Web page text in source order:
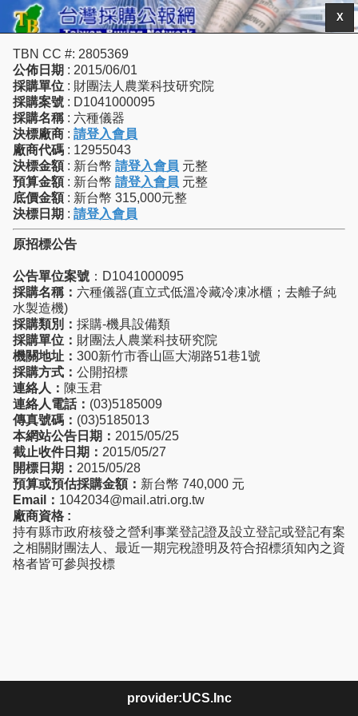
X
TBN CC #: 2805369
公佈日期 : 2015/06/01
採購單位 : 財團法人農業科技研究院
採購案號 : D1041000095
採購名稱 : 六種儀器
決標廠商 : 請登入會員
廠商代碼 : 12955043
決標金額 : 新台幣 請登入會員 元整
預算金額 : 新台幣 請登入會員 元整
底價金額 : 新台幣 315,000元整
決標日期 : 請登入會員
原招標公告
公告單位案號 ：D1041000095
採購名稱： 六種儀器(直立式低溫冷藏冷凍冰櫃；去離子純
水製造機)
採購類別： 採購-機具設備類
採購單位： 財團法人農業科技研究院
機關地址： 300新竹市香山區大湖路51巷1號
採購方式： 公開招標
連絡人： 陳玉君
連絡人電話： (03)5185009
傳真號碼： (03)5185013
本網站公告日期： 2015/05/25
截止收件日期： 2015/05/27
開標日期： 2015/05/28
預算或預估採購金額： 新台幣 740,000 元
Email： 1042034@mail.atri.org.tw
廠商資格 :
持有縣市政府核發之營利事業登記證及設立登記或登記有案
之相關財團法人、最近一期完稅證明及符合招標須知內之資
格者皆可參與投標
provider:UCS.Inc